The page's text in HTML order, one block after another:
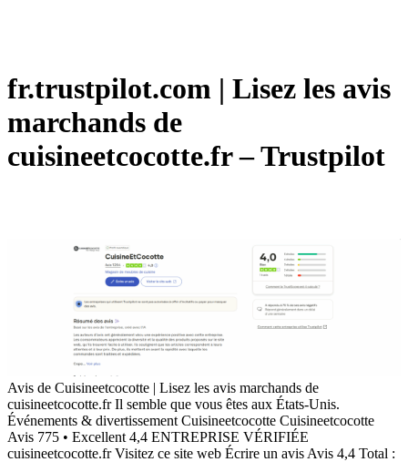
fr.trustpilot.com | Lisez les avis
marchands de
cuisineetcocotte.fr – Trustpilot
Avis de Cuisineetcocotte | Lisez les avis marchands de
cuisineetcocotte.fr Il semble que vous êtes aux États-Unis.
Événements & divertissement Cuisineetcocotte Cuisineetcocotte
Avis 775 • Excellent 4,4 ENTREPRISE VÉRIFIÉE
cuisineetcocotte.fr Visitez ce site web Écrire un avis Avis 4,4 Total :